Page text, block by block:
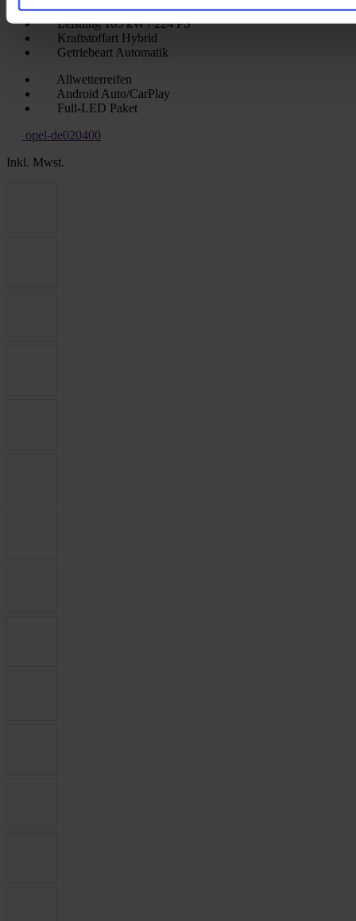
Erstzulassung10/2022
Leistung165 kW / 224 PS
Kraftstoffart Hybrid
Getriebeart Automatik
Allwetterreifen
Android Auto/CarPlay
Full-LED Paket
opel-de020400
Inkl. Mwst.